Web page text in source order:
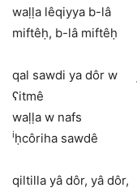
waḷḷa lêqiyya b-lâ
miftêḥ, b-lâ miftêḥ
qal sawdi ya dôr w
ʕitmê
waḷḷa w nafs
iḥcôriha sawdê
qiltilla yâ dôr, yâ dôr,